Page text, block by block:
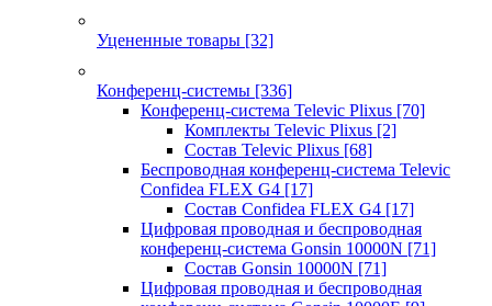
Уцененные товары [32]
Конференц-системы [336]
Конференц-система Televic Plixus [70]
Комплекты Televic Plixus [2]
Состав Televic Plixus [68]
Беспроводная конференц-система Televic
Confidea FLEX G4 [17]
Состав Confidea FLEX G4 [17]
Цифровая проводная и беспроводная
конференц-система Gonsin 10000N [71]
Состав Gonsin 10000N [71]
Цифровая проводная и беспроводная